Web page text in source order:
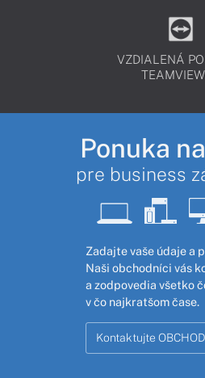
VZDIALENÁ
Ponuka
pre business
Zadajte vaše údaje a
Naši obchodníci vás
a zodpovedia všetko
v čo najkratšom čase.
Kontaktujte OBCHOD